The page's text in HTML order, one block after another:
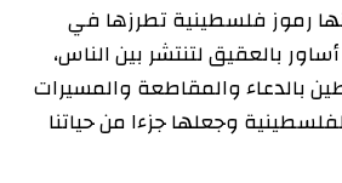
رموز فلسطينية تطرزها في
بالعقيق لتنتشر بين الناس،
بالدعاء والمقاطعة والمسيرات
وجعلها جزءا من حياتنا